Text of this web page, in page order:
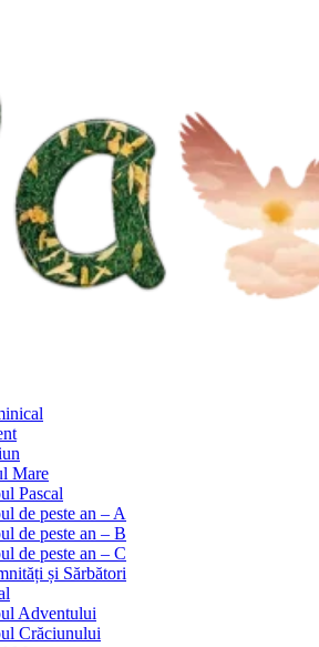
Mare
Pascal
de peste an – A
de peste an – B
de peste an – C
și Sărbători
Adventului
Crăciunului